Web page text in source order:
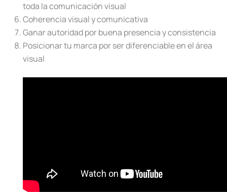
toda la comunicación visual
Coherencia visual y comunicativa
Ganar autoridad por buena presencia y consistencia
Posicionar tu marca por ser diferenciable en el área
visual